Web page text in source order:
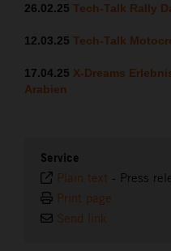
26.02.25 Tech-Talk Rally
12.03.25 Tech-Talk
17.04.25 X-Dreams
Arabien
Service
Plain text - Press
Print page
Send link